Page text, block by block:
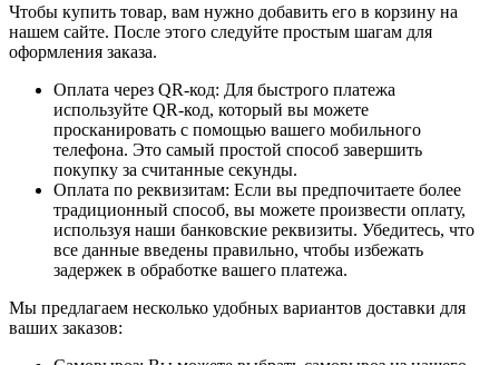
Чтобы купить товар, вам нужно добавить его в корзину на
нашем сайте. После этого следуйте простым шагам для
оформления заказа.
Оплата через QR-код: Для быстрого платежа
используйте QR-код, который вы можете
просканировать с помощью вашего мобильного
телефона. Это самый простой способ завершить
покупку за считанные секунды.
Оплата по реквизитам: Если вы предпочитаете более
традиционный способ, вы можете произвести оплату,
используя наши банковские реквизиты. Убедитесь, что
все данные введены правильно, чтобы избежать
задержек в обработке вашего платежа.
Мы предлагаем несколько удобных вариантов доставки для
ваших заказов: